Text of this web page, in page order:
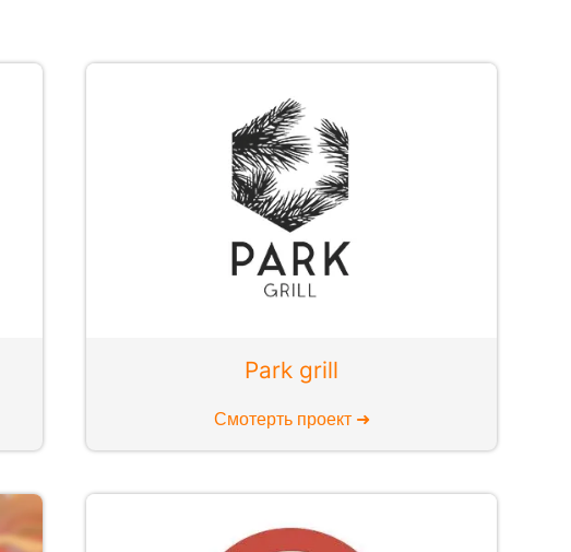
Park grill
Смотерть проект ➜